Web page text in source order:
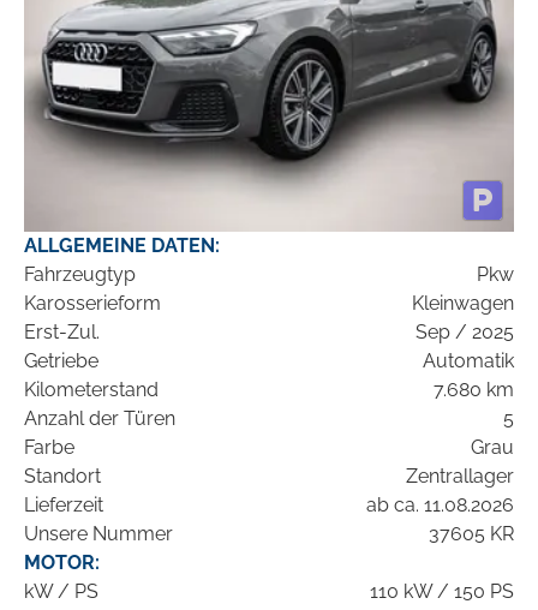
ALLGEMEINE DATEN:
Fahrzeugtyp
Pkw
Karosserieform
Kleinwagen
Erst-Zul.
Sep / 2025
Getriebe
Automatik
Kilometerstand
7.680 km
Anzahl der Türen
5
Farbe
Grau
Standort
Zentrallager
Lieferzeit
ab ca. 11.08.2026
Unsere Nummer
37605 KR
MOTOR:
kW / PS
110 kW / 150 PS